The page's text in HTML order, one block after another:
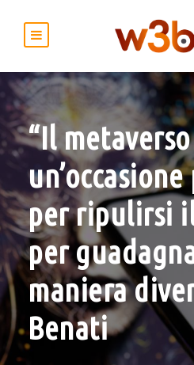
“Il
per ripulirsi
per
maniera
Benati